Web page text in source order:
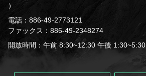
）
電話：886-49-2773121
ファックス：886-49-2348274
開放時間：午前 8:30~12:30 午後 1:30~5:30